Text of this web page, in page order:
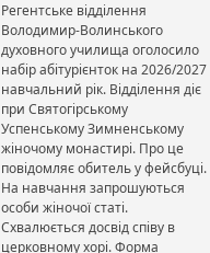
Регентське відділення
Володимир-Волинського
духовного училища оголосило
набір абітурієнток на 2026/2027
навчальний рік. Відділення діє
при Святогірському
Успенському Зимненському
жіночому монастирі. Про це
повідомляє обитель у фейсбуці.
На навчання запрошуються
особи жіночої статі.
Схвалюється досвід співу в
церковному хорі. Форма